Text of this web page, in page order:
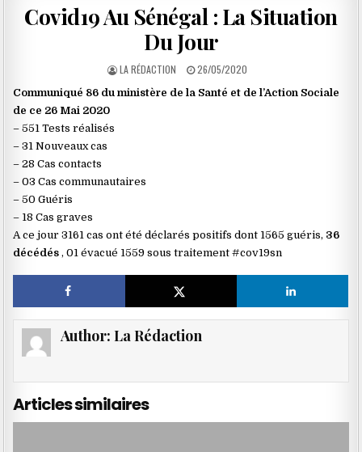
Covid19 Au Sénégal : La Situation
Du Jour
LA RÉDACTION 26/05/2020
Communiqué 86 du ministère de la Santé et de l’Action Sociale
de ce 26 Mai 2020
– 551 Tests réalisés
– 31 Nouveaux cas
– 28 Cas contacts
– 03 Cas communautaires
– 50 Guéris
– 18 Cas graves
A ce jour 3161 cas ont été déclarés positifs dont 1565 guéris, 36
décédés , 01 évacué 1559 sous traitement #cov19sn
Author: La Rédaction
Articles similaires